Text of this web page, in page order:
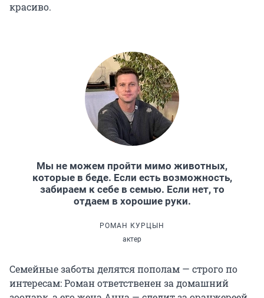
красиво.
Мы не можем пройти мимо животных,
которые в беде. Если есть возможность,
забираем к себе в семью. Если нет, то
отдаем в хорошие руки.
РОМАН КУРЦЫН
актер
Семейные заботы делятся пополам — строго по
интересам: Роман ответственен за домашний